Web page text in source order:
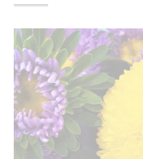
八王子市における仏
費用内訳を比
八王子市で仏
ト
費用を抑える
直葬や家族葬